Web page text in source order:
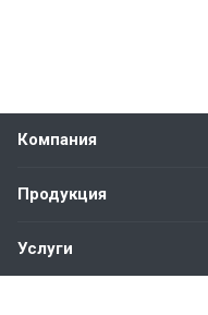
Компания
Продукция
Услуги